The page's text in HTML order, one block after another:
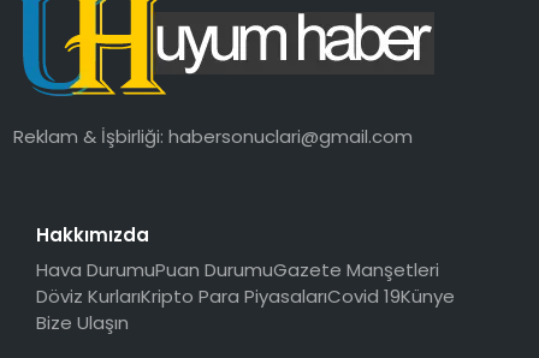
SAĞLIK
MAGAZIN
Reklam & İşbirliği:habersonuclari@gmail.com
Hakkımızda
Hava DurumuPuan DurumuGazete Manşetleri
Döviz KurlarıKripto Para PiyasalarıCovid 19Künye
Bize Ulaşın